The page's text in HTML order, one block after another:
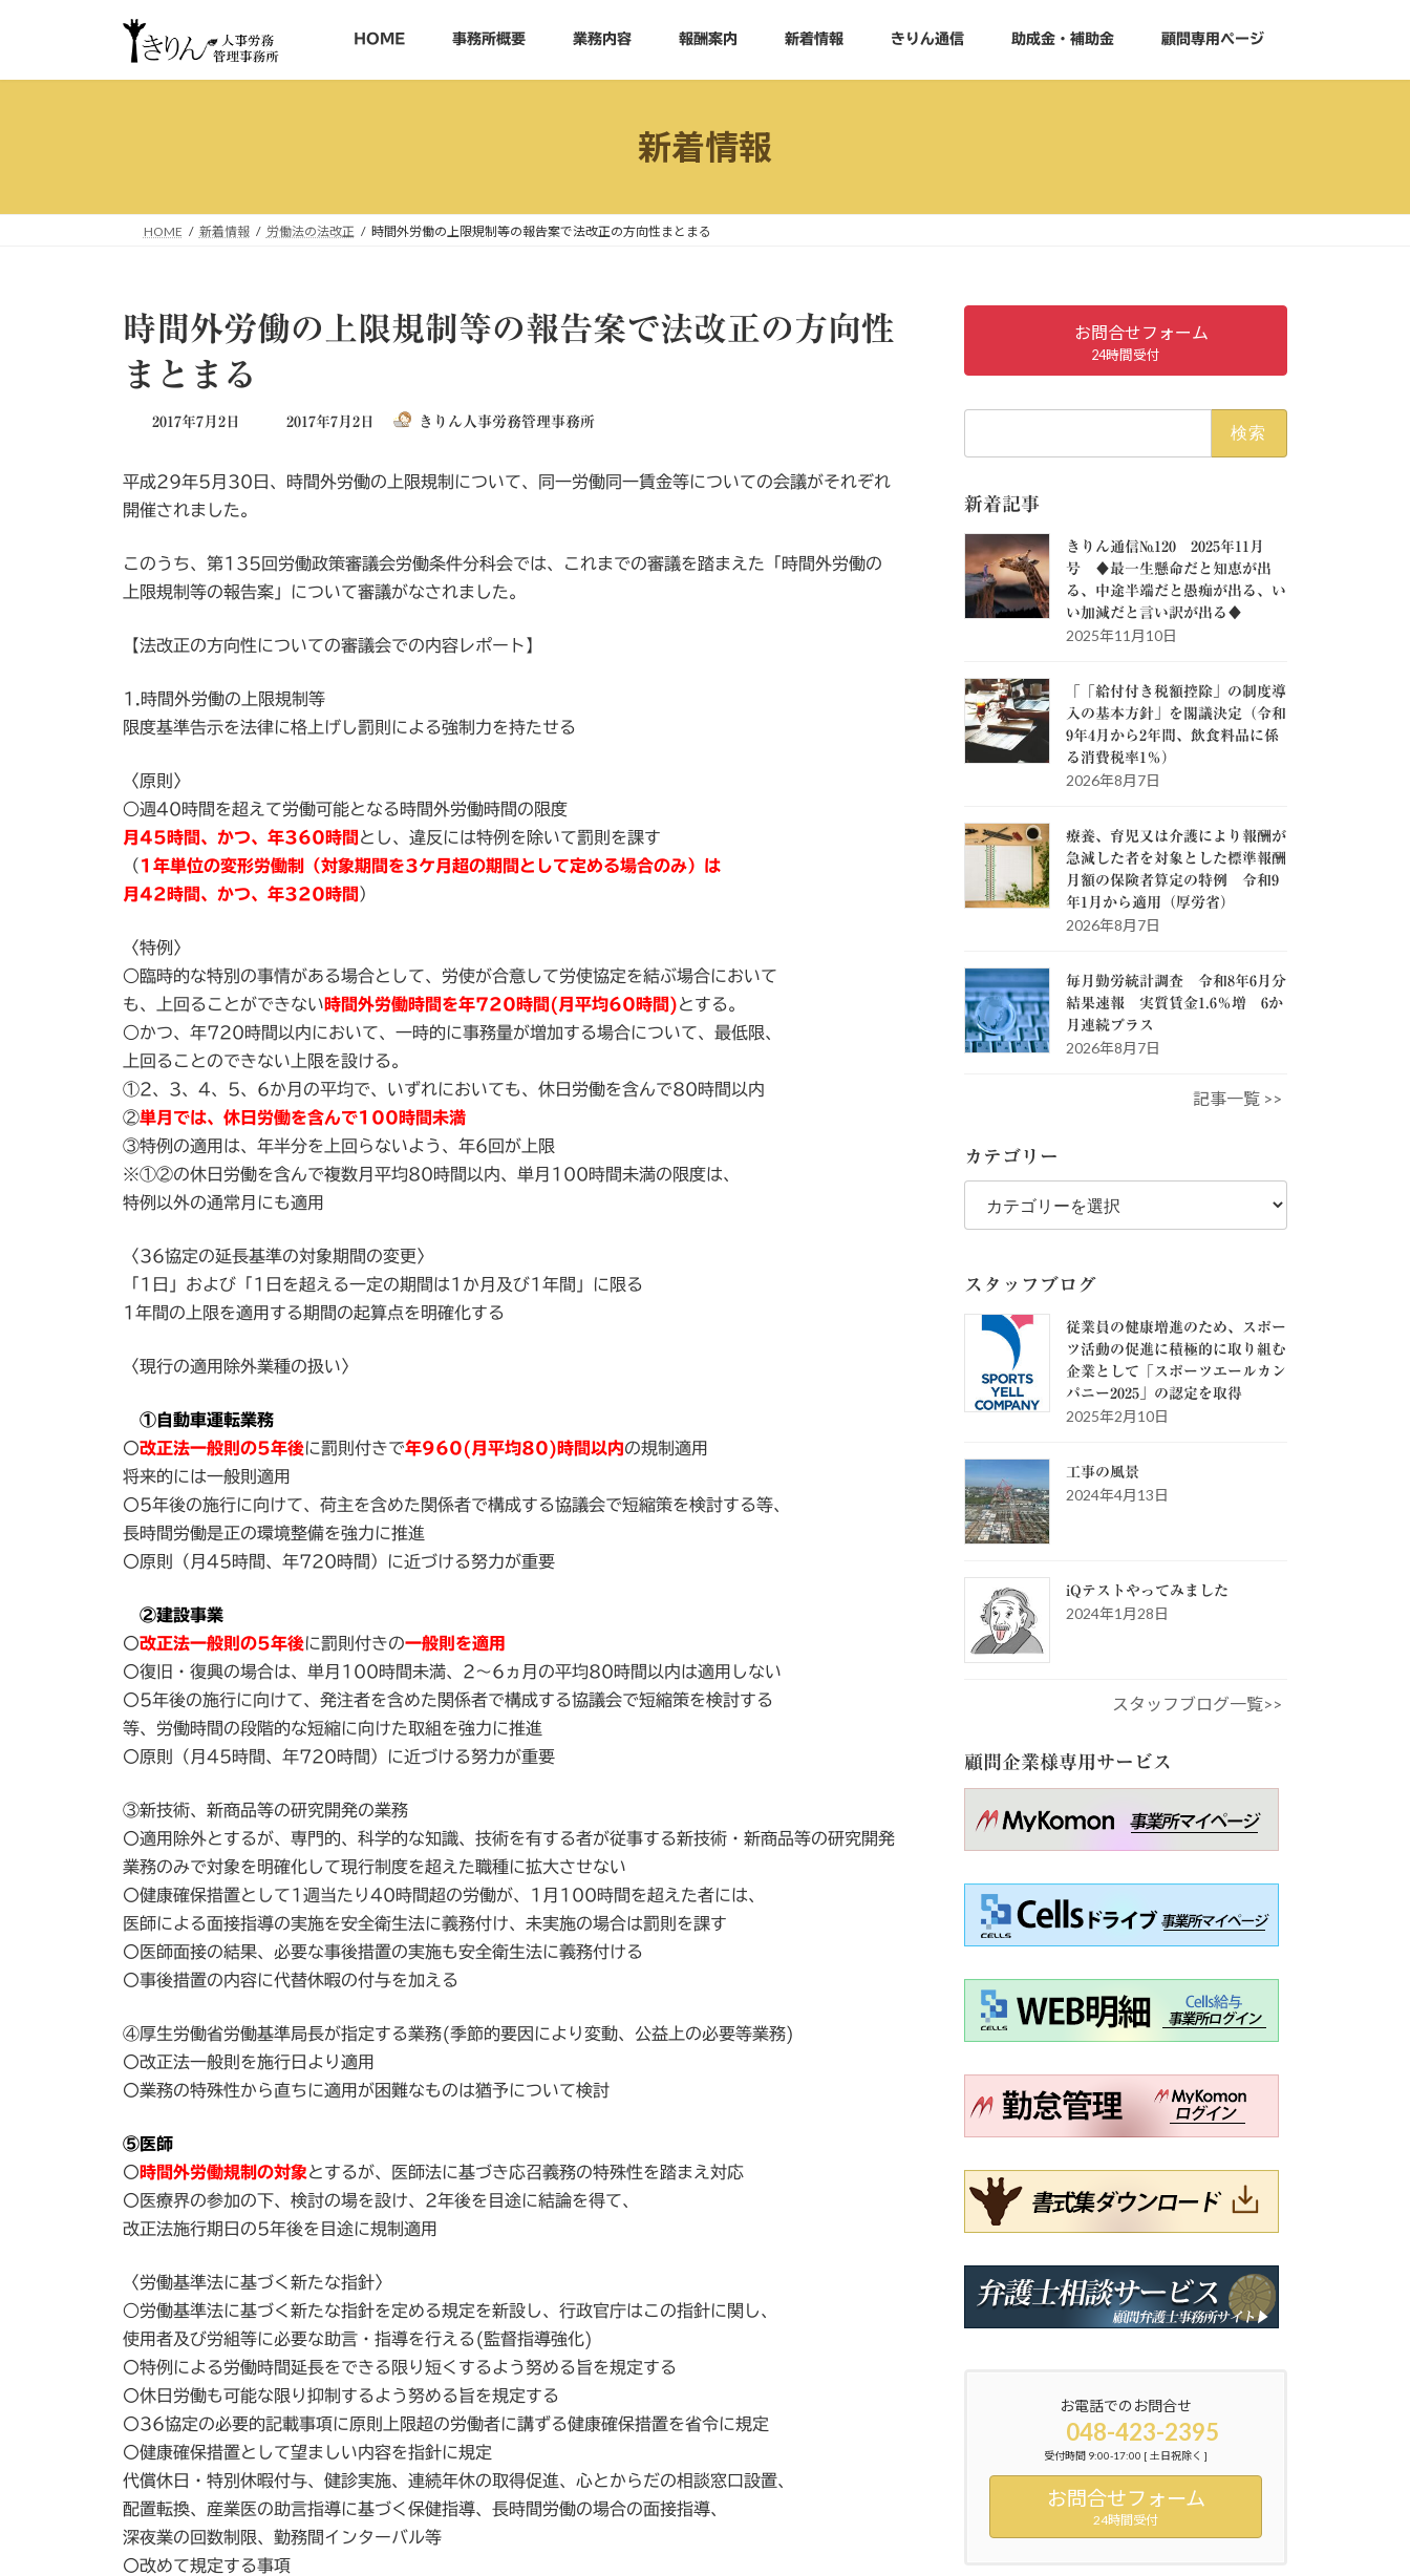
ッ
移
HOME 事務所概要 業務内容 報酬案内 新着情報 きりん通信 助成金・補助金 顧問専用ページ
新着情報
HOME 新着情報 労働法の法改正 時間外労働の上限規制等の報告案で法改正の方向性まとまる
時間外労働の上限規制等の報告案で法改正の方向性
まとまる
2017年7月2日
最
新
2017年7月2日 きりん人事労務管理事務所
平成29年5月30日、時間外労働の上限規制について、同一労働同一賃金等についての会議がそれぞれ
開催されました。
このうち、第135回労働政策審議会労働条件分科会では、これまでの審議を踏まえた「時間外労働の
上限規制等の報告案」について審議がなされました。
【法改正の方向性についての審議会での内容レポート】
1.時間外労働の上限規制等
限度基準告示を法律に格上げし罰則による強制力を持たせる
〈原則〉
○週40時間を超えて労働可能となる時間外労働時間の限度
月45時間、かつ、年360時間 とし、違反には特例を除いて罰則を課す
（ 1年単位の変形労働制（対象期間を3ケ月超の期間として定める場合のみ）は
月42時間、かつ、年320時間 ）
〈特例〉
○臨時的な特別の事情がある場合として、労使が合意して労使協定を結ぶ場合において
も、上回ることができない時間外労働時間を年720時間(月平均60時間)とする。
○かつ、年720時間以内において、一時的に事務量が増加する場合について、最低限、
上回ることのできない上限を設ける。
①2、3、4、5、6か月の平均で、いずれにおいても、休日労働を含んで80時間以内
②単月では、休日労働を含んで100時間未満
③特例の適用は、年半分を上回らないよう、年6回が上限
※①②の休日労働を含んで複数月平均80時間以内、単月100時間未満の限度は、
特例以外の通常月にも適用
〈36協定の延長基準の対象期間の変更〉
「1日」および「1日を超える一定の期間は1か月及び1年間」に限る
1年間の上限を適用する期間の起算点を明確化する
〈現行の適用除外業種の扱い〉
①自動車運転業務
〇改正法一般則の5年後に罰則付きで年960(月平均80)時間以内の規制適用
将来的には一般則適用
〇5年後の施行に向けて、荷主を含めた関係者で構成する協議会で短縮策を検討する等、
長時間労働是正の環境整備を強力に推進
〇原則（月45時間、年720時間）に近づける努力が重要
②建設事業
〇改正法一般則の5年後に罰則付きの一般則を適用
〇復旧・復興の場合は、単月100時間未満、2～6ヵ月の平均80時間以内は適用しない
〇5年後の施行に向けて、発注者を含めた関係者で構成する協議会で短縮策を検討する
等、労働時間の段階的な短縮に向けた取組を強力に推進
〇原則（月45時間、年720時間）に近づける努力が重要
③新技術、新商品等の研究開発の業務
〇適用除外とするが、専門的、科学的な知識、技術を有する者が従事する新技術・新商品等の研究開発
業務のみで対象を明確化して現行制度を超えた職種に拡大させない
〇健康確保措置として1週当たり40時間超の労働が、1月100時間を超えた者には、
医師による面接指導の実施を安全衛生法に義務付け、未実施の場合は罰則を課す
〇医師面接の結果、必要な事後措置の実施も安全衛生法に義務付ける
〇事後措置の内容に代替休暇の付与を加える
④厚生労働省労働基準局長が指定する業務(季節的要因により変動、公益上の必要等業務)
〇改正法一般則を施行日より適用
〇業務の特殊性から直ちに適用が困難なものは猶予について検討
⑤医師
〇時間外労働規制の対象とするが、医師法に基づき応召義務の特殊性を踏まえ対応
〇医療界の参加の下、検討の場を設け、2年後を目途に結論を得て、
改正法施行期日の5年後を目途に規制適用
〈労働基準法に基づく新たな指針〉
○労働基準法に基づく新たな指針を定める規定を新設し、行政官庁はこの指針に関し、
使用者及び労組等に必要な助言・指導を行える(監督指導強化)
〇特例による労働時間延長をできる限り短くするよう努める旨を規定する
〇休日労働も可能な限り抑制するよう努める旨を規定する
〇36協定の必要的記載事項に原則上限超の労働者に講ずる健康確保措置を省令に規定
〇健康確保措置として望ましい内容を指針に規定
代償休日・特別休暇付与、健診実施、連続年休の取得促進、心とからだの相談窓口設置、
配置転換、産業医の助言指導に基づく保健指導、長時間労働の場合の面接指導、
深夜業の回数制限、勤務間インターバル等
〇改めて規定する事項
お問合せフォーム
24時間受付
新着記事
きりん通信№120 2025年11月
号 ♦最一生懸命だと知恵が出
る、中途半端だと愚痴が出る、い
い加減だと言い訳が出る♦
2025年11月10日
「「給付付き税額控除」の制度導
入の基本方針」を閣議決定（令和
9年4月から2年間、飲食料品に係
る消費税率1％）
2026年8月7日
療養、育児又は介護により報酬が
急減した者を対象とした標準報酬
月額の保険者算定の特例 令和9
年1月から適用（厚労省）
2026年8月7日
毎月勤労統計調査 令和8年6月分
結果速報 実質賃金1.6％増 6か
月連続プラス
2026年8月7日
記事一覧 >>
カテゴリー
カ
ゴ
ー
スタッフブログ
従業員の健康増進のため、スポー
ツ活動の促進に積極的に取り組む
企業として「スポーツエールカン
パニー2025」の認定を取得
2025年2月10日
工事の風景
2024年4月13日
iQテストやってみました
2024年1月28日
スタッフブログ一覧>>
顧問企業様専用サービス
お電話でのお問合せ
048-423-2395
受付時間 9:00-17:00 [ 土日祝除く ]
お問合せフォーム
24時間受付